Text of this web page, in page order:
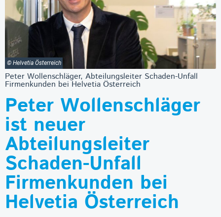
© Helvetia Österreich
Peter Wollenschläger, Abteilungsleiter Schaden-Unfall
Firmenkunden bei Helvetia Österreich
Peter Wollenschläger
ist neuer
Abteilungsleiter
Schaden-Unfall
Firmenkunden bei
Helvetia Österreich